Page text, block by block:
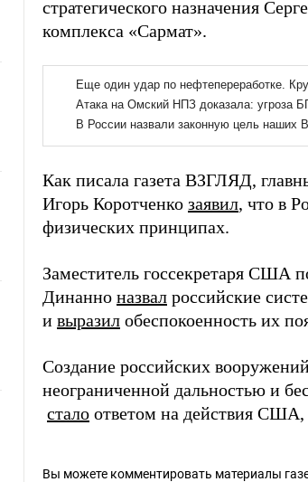
стратегического назначения
комплекса «Сармат».
Как писала газета ВЗГЛЯД,
Игорь Коротченко заявил, что в
физических принципах.
Заместитель госсекретаря США
Динанно назвал российские
и выразил обеспокоенность их
Создание российских
неограниченной дальностью и
стало ответом на действия
Вы можете комментировать материалы